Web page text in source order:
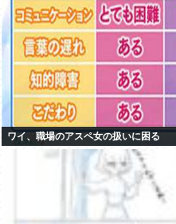
ワイ、職場のアスペ女の扱いに困る